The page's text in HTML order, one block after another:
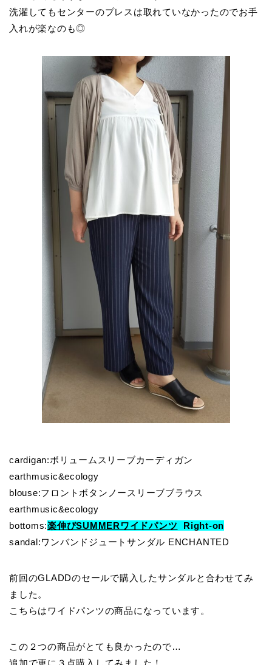
洗濯してもセンターのプレスは取れていなかったのでお手
入れが楽なのも◎
cardigan:ボリュームスリーブカーディガン
earthmusic&ecology
blouse:フロントボタンノースリーブブラウス
earthmusic&ecology
bottoms:楽伸びSUMMERワイドパンツ Right-on
sandal:ワンバンドジュートサンダル ENCHANTED
前回のGLADDのセールで購入したサンダルと合わせてみ
ました。
こちらはワイドパンツの商品になっています。
この２つの商品がとても良かったので…
追加で更に３点購入してみました！